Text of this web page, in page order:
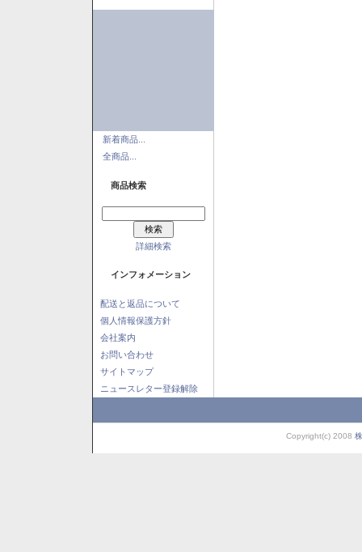
新着商品...
全商品...
商品検索
詳細検索
インフォメーション
配送と返品について
個人情報保護方針
会社案内
お問い合わせ
サイトマップ
ニュースレター登録解除
Copyright(c) 2008